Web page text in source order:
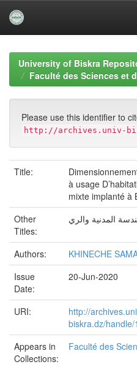
navigationUniversity of Biskra
Faculté des Sciences et
Please use this identifier to
http://archives.univ-
Title:
à usage
mixte implanté à
Other
Titles:
المدنية والري
Authors:
KHINECHE
Issue
Date:
20-Jun-2020
URI:
http://
biskra.dz/
Appears in
Collections:
Faculté des